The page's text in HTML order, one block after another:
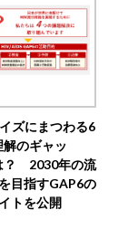
ズにまつわる6
解のギャッ
？ 2030年の流
目指すGAP6の
イトを公開